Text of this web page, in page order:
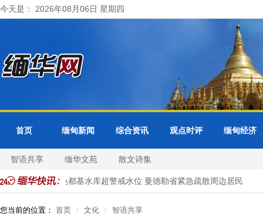
今天是： 2026年08月06日 星期四
首页 缅甸新闻 综合资讯 观点时评 缅甸经济
智语共享 缅华文苑 散文诗集
式访问 色都基水库超警戒水位 曼德勒省紧急疏散周边居民
您当前的位置： 首页 文化 智语共享